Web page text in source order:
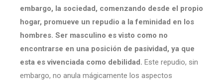
embargo, la sociedad, comenzando desde el propio
hogar, promueve un repudio a la feminidad en los
hombres. Ser masculino es visto como no
encontrarse en una posición de pasividad, ya que
esta es vivenciada como debilidad. Este repudio, sin
embargo, no anula mágicamente los aspectos